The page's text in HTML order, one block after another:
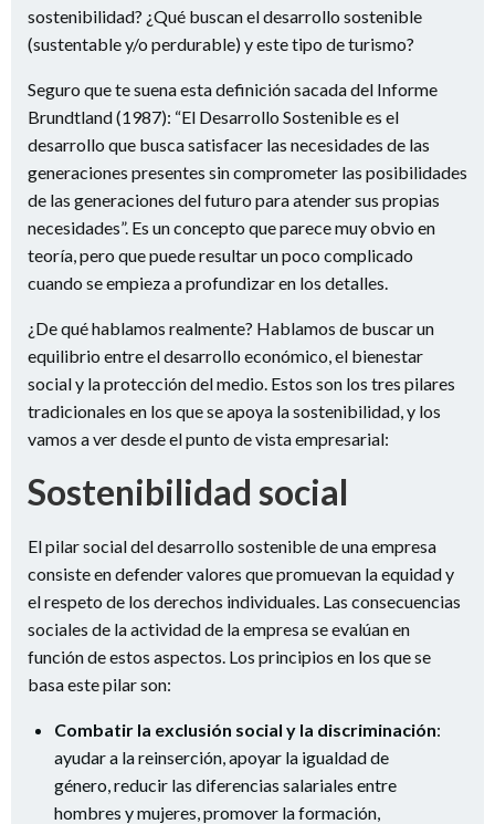
sostenibilidad? ¿Qué buscan el desarrollo sostenible
(sustentable y/o perdurable) y este tipo de turismo?
Seguro que te suena esta definición sacada del Informe
Brundtland (1987): “El Desarrollo Sostenible es el
desarrollo que busca satisfacer las necesidades de las
generaciones presentes sin comprometer las posibilidades
de las generaciones del futuro para atender sus propias
necesidades”. Es un concepto que parece muy obvio en
teoría, pero que puede resultar un poco complicado
cuando se empieza a profundizar en los detalles.
¿De qué hablamos realmente? Hablamos de buscar un
equilibrio entre el desarrollo económico, el bienestar
social y la protección del medio. Estos son los tres pilares
tradicionales en los que se apoya la sostenibilidad, y los
vamos a ver desde el punto de vista empresarial:
Sostenibilidad social
El pilar social del desarrollo sostenible de una empresa
consiste en defender valores que promuevan la equidad y
el respeto de los derechos individuales. Las consecuencias
sociales de la actividad de la empresa se evalúan en
función de estos aspectos. Los principios en los que se
basa este pilar son:
Combatir la exclusión social y la discriminación:
ayudar a la reinserción, apoyar la igualdad de
género, reducir las diferencias salariales entre
hombres y mujeres, promover la formación,